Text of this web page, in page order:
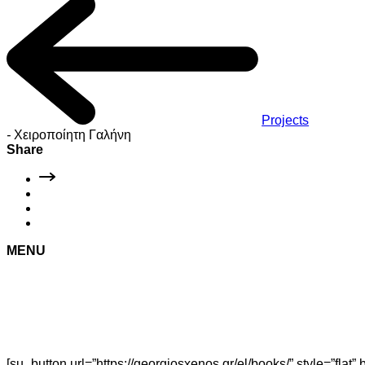
Projects
- Χειροποίητη Γαλήνη
Share
MENU